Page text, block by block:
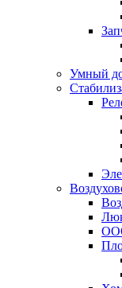
Умный